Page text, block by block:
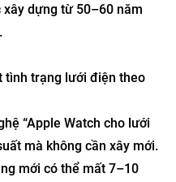
dựng từ 50–60 năm
tình trạng lưới điện theo
“Apple Watch cho lưới
mà không cần xây mới.
mới có thể mất 7–10